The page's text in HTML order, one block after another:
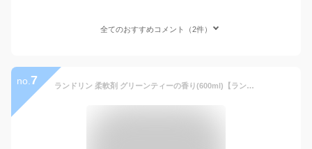
全てのおすすめコメント（2件）
no. 7 ランドリン 柔軟剤 グリーンティーの香り(600ml)【ランドリン】